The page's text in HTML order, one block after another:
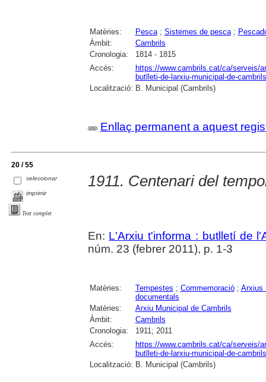
Matèries: Pesca; Sistemes de pesca;
Àmbit:
Cambrils
Cronologia:
1814 - 1815
Accés:
https://www.cambrils.cat/ca/serveis/
butlleti-de-larxiu-municipal-de-
Localització: B. Municipal (Cambrils)
Enllaç permanent a aquest
20 / 55
seleccionar
imprimir
Text complet
1911. Centenari del
En: L'Arxiu t'informa : butlletí de
núm. 23 (febrer 2011), p. 1-3
Matèries: Tempestes ; Commemoració; Arxius
documentals
Matèries:
Arxiu Municipal de Cambrils
Àmbit:
Cambrils
Cronologia:
1911; 2011
Accés:
https://www.cambrils.cat/ca/serveis/
butlleti-de-larxiu-municipal-de-
Localització: B. Municipal (Cambrils)